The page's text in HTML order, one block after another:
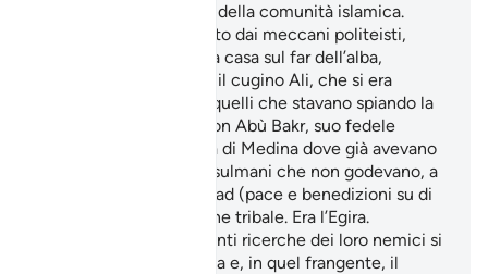
benedizioni su di lui) e della comunità islamica.
Osteggiato e minacciato dai meccani politeisti,
l’Inviato di Allah uscì da casa sul far dell’alba,
lasciando nel suo letto il cugino Ali, che si era
prestato ad ingannare quelli che stavano spiando la
sua casa. Si incontrò con Abù Bakr, suo fedele
amico, e partì alla volta di Medina dove già avevano
trovato rifugio altri musulmani che non godevano, a
differenza di Muhammad (pace e benedizioni su di
lui), di alcuna protezione tribale. Era l’Egira.
Per sfuggire alle pressanti ricerche dei loro nemici si
rifugiarono in una grotta e, in quel frangente, il